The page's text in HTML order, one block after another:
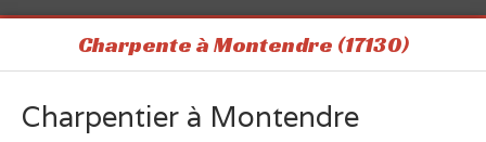
Charpente à Montendre (17130)
Charpentier à Montendre